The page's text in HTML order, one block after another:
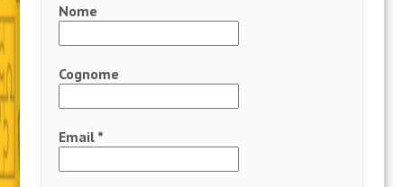
Nome
Cognome
Email *